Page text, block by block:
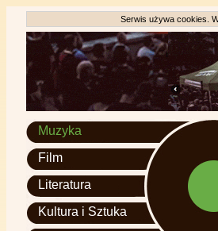
Serwis używa cookies.
Muzyka
Film
Literatura
Kultura i Sztuka